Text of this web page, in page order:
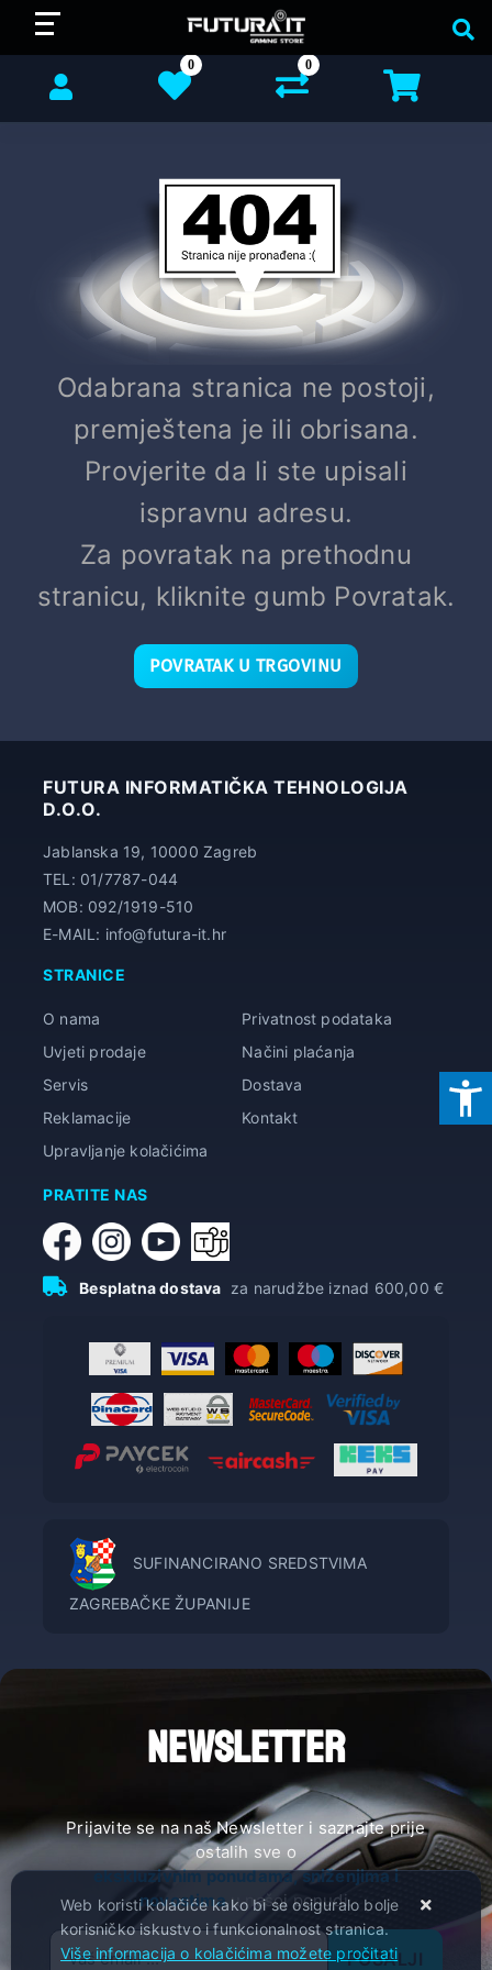
0
0
Odabrana stranica ne postoji,
premještena je ili obrisana.
Provjerite da li ste upisali
ispravnu adresu.
Za povratak na prethodnu
stranicu, kliknite gumb Povratak.
POVRATAK U TRGOVINU
FUTURA INFORMATIČKA TEHNOLOGIJA
D.O.O.
Jablanska 19, 10000 Zagreb
TEL: 01/7787-044
MOB: 092/1919-510
E-MAIL: info@futura-it.hr
STRANICE
O nama
Privatnost podataka
Uvjeti prodaje
Načini plaćanja
Servis
Dostava
Reklamacije
Kontakt
Upravljanje kolačićima
PRATITE NAS
Besplatna dostava za narudžbe iznad 600,00 €
SUFINANCIRANO SREDSTVIMA
ZAGREBAČKE ŽUPANIJE
NEWSLETTER
Prijavite se na naš Newsletter i saznajte prije
ostalih sve o
ekskluzivnim ponudama, sniženjima i
novostimau našoj ponudi.
POŠALJI
Web koristi kolačiće kako bi se osiguralo bolje
korisničko iskustvo i funkcionalnost stranica.
Više informacija o kolačićima možete pročitati